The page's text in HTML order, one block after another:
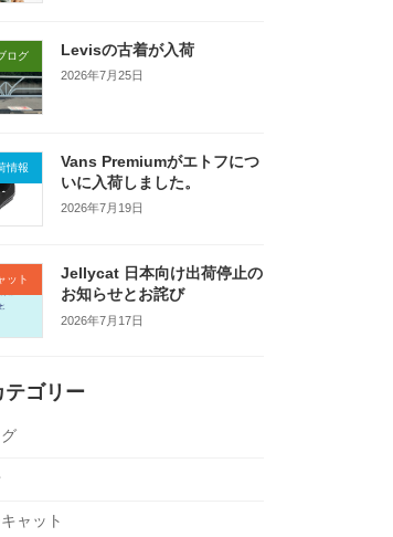
ログ Levisの古着が入荷
2026年7月25日
情報
Vans Premiumがエトフにつ
いに入荷しました。
2026年7月19日
ット
Jellycat 日本向け出荷停止の
お知らせとお詫び
2026年7月17日
テゴリー
ャット